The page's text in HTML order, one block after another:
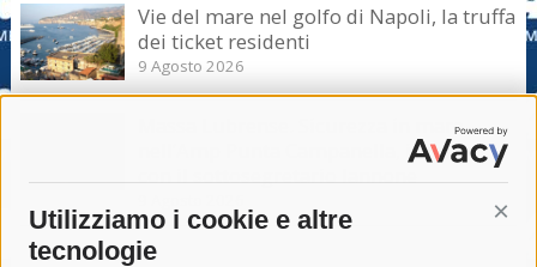
Utilizziamo i cookie e altre
tecnologie
Vie del mare nel golfo di Napoli, la truffa
dei ticket residenti
9 Agosto 2026
Massa Lubrense. Sicurezza in mare
nell’Amp Punta Campanella, incontro
con il sottosegretario Iannone